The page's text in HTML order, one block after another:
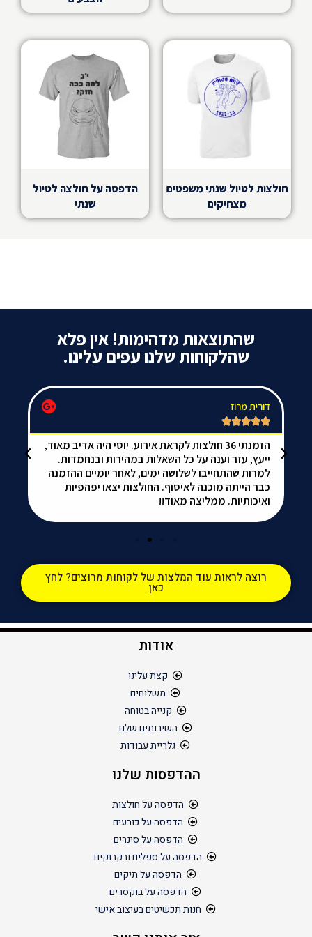
חולצות לטיול שנתי משפטים
מצחיקים
הדפסה על חולצה לטיול
שנתי
שהתוצאות מדהימות! אין פלא
שהלקוחות שלנו עפים עלינו.
דורית מרוז





הזמנתי 36 חולצות לקראת אירוע. יוסי היה אדיב מאוד,
ייעץ, עזר וענה על כל השאלות במהירות ובנחמדות.
למרות שהתחייבו לשלושה ימים, לאחר יומיים ההזמנה
כבר הייתה מוכנה לאיסוף. החולצות יצאו יפהפיות
ואיכותיות. ממליצה מאוד!!
רוצה לראות עוד המלצות של לקוחות מרוצים? לחץ
כאן
אודות
קצת עלינו
משלוחים
קנייה בטוחה
השירותים שלנו
גלריית עבודות
ההדפסות שלנו
הדפסה על חולצות
הדפסה על כובעים
הדפסה על סינרים
הדפסה על ספלים ובקבוקים
הדפסה על תיקים
הדפסה על בוקסרים
חנות תכשיטים בעיצוב אישי